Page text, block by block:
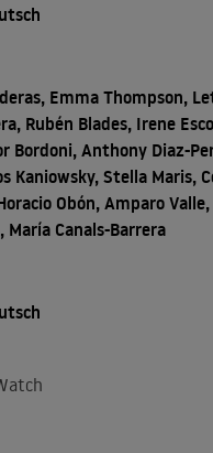
Emma Thompson,
Rubén Blades, Irene
Bordoni, Anthony Diaz-
Kaniowsky, Stella Maris,
Obón, Amparo
María Canals-Barrera